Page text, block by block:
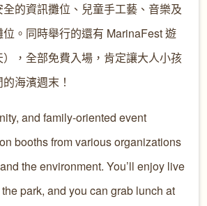
的資訊攤位、兒童手工藝、音樂及
。同時舉行的還有 MarinaFest 遊
，全部免費入場，肯定讓大人小孩
海濱週末！
and family-oriented event
booths from various organizations
the environment. You’ll enjoy live
park, and you can grab lunch at